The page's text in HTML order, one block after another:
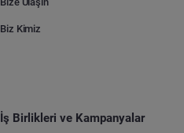
Biz Kimiz
İş Birlikleri ve Kampanyalar